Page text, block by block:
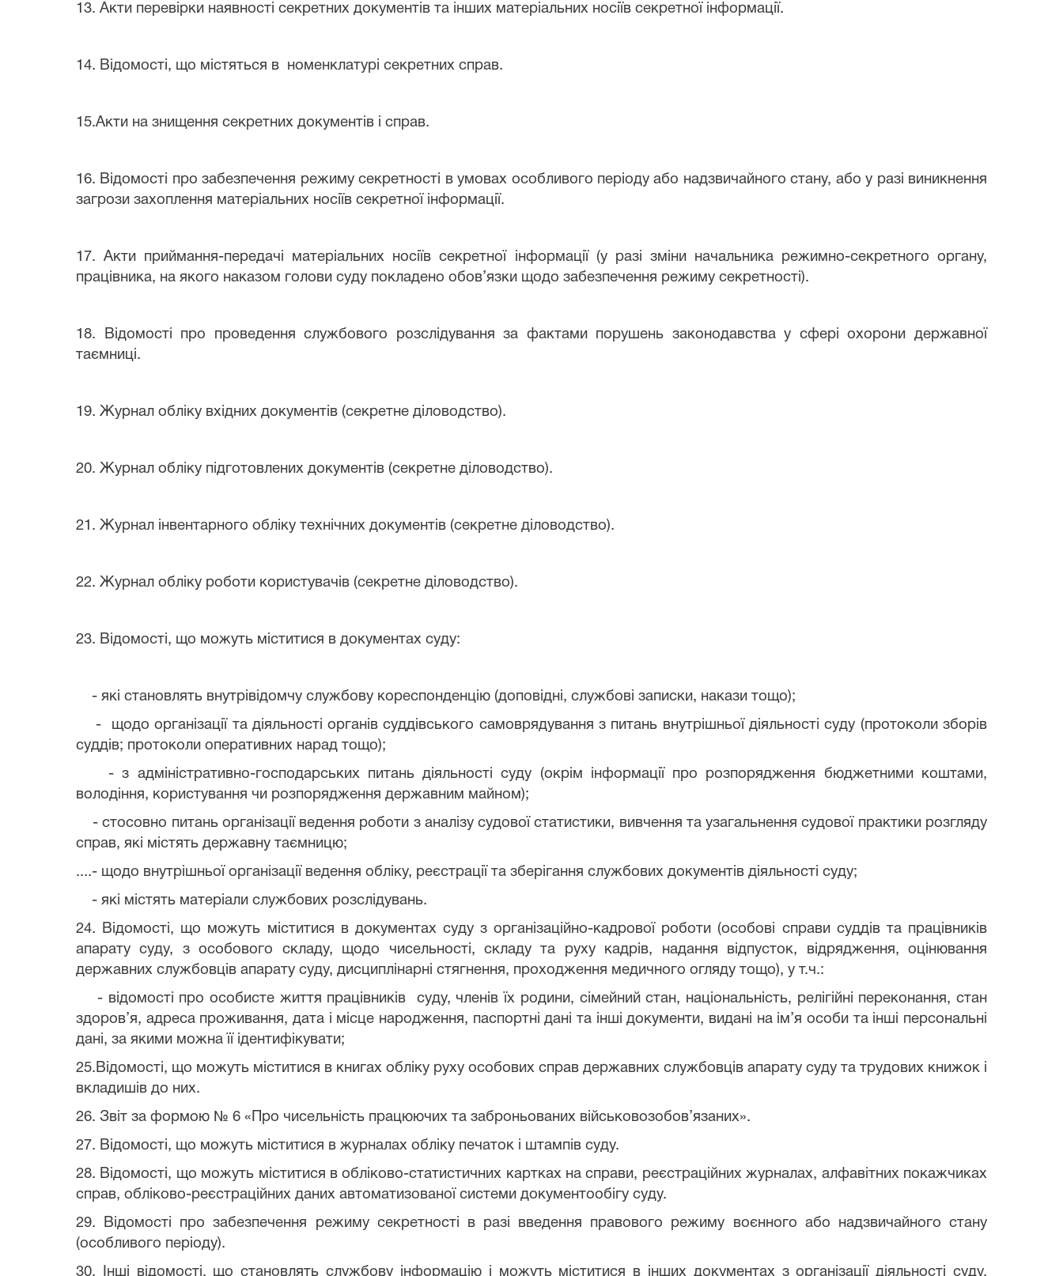
13. Акти перевірки наявності секретних документів та інших матеріальних носіїв секретної інформації.
14. Відомості, що містяться в номенклатурі секретних справ.
15.Акти на знищення секретних документів і справ.
16. Відомості про забезпечення режиму секретності в умовах особливого періоду або надзвичайного стану, або у разі виникнення
загрози захоплення матеріальних носіїв секретної інформації.
1 7. Акти приймання-передачі матеріальних носіїв секретної інформації (у разі зміни начальника режимно-секретного органу,
працівника, на якого наказом голови суду покладено обов’язки щодо забезпечення режиму секретності).
18. Відомості про проведення службового розслідування за фактами порушень законодавства у сфері охорони державної
таємниці.
19. Журнал обліку вхідних документів (секретне діловодство).
20. Журнал обліку підготовлених документів (секретне діловодство).
21. Журнал інвентарного обліку технічних документів (секретне діловодство).
22. Журнал обліку роботи користувачів (секретне діловодство).
23. Відомості, що можуть міститися в документах суду:
- які становлять внутрівідомчу службову кореспонденцію (доповідні, службові записки, накази тощо);
- щодо організації та діяльності органів суддівського самоврядування з питань внутрішньої діяльності суду (протоколи зборів
суддів; протоколи оперативних нарад тощо);
- з адміністративно-господарських питань діяльності суду (окрім інформації про розпорядження бюджетними коштами,
володіння, користування чи розпорядження державним майном);
- стосовно питань організації ведення роботи з аналізу судової статистики, вивчення та узагальнення судової практики розгляду
справ, які містять державну таємницю;
....- щодо внутрішньої організації ведення обліку, реєстрації та зберігання службових документів діяльності суду;
- які містять матеріали службових розслідувань.
24. Відомості, що можуть міститися в документах суду з організаційно-кадрової роботи (особові справи суддів та працівників
апарату суду, з особового складу, щодо чисельності, складу та руху кадрів, надання відпусток, відрядження, оцінювання
державних службовців апарату суду, дисциплінарні стягнення, проходження медичного огляду тощо), у т.ч.:
- відомості про особисте життя працівників суду, членів їх родини, сімейний стан, національність, релігійні переконання, стан
здоров’я, адреса проживання, дата і місце народження, паспортні дані та інші документи, видані на ім’я особи та інші персональні
дані, за якими можна її ідентифікувати;
25.Відомості, що можуть міститися в книгах обліку руху особових справ державних службовців апарату суду та трудових книжок і
вкладишів до них.
26. Звіт за формою № 6 «Про чисельність працюючих та заброньованих військовозобов’язаних».
27. Відомості, що можуть міститися в журналах обліку печаток і штампів суду.
28. Відомості, що можуть міститися в обліково-статистичних картках на справи, реєстраційних журналах, алфавітних покажчиках
справ, обліково-реєстраційних даних автоматизованої системи документообігу суду.
29. Відомості про забезпечення режиму секретності в разі введення правового режиму воєнного або надзвичайного стану
(особливого періоду).
30. Інші відомості, що становлять службову інформацію і можуть міститися в інших документах з організації діяльності суду,